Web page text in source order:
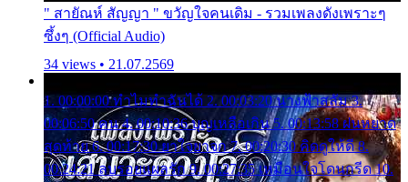
" สายัณห์ สัญญา " ขวัญใจคนเดิม - รวมเพลงดังเพราะๆ
ซึ้งๆ (Official Audio)
34 views • 21.07.2569
1. 00:00:00 ทำไมทำฉันได้ 2. 00:03:20 นางฟ้าสลัม 3.
00:06:50 คน 4. 00:10:36 บุญเหลือเกิน 5. 00:13:58 ฝนหยาด
สุดท้าย 6. 00:17:30 ยาใจยาจก 7. 00:20:30 คิดดูให้ดี 8.
00:24:21 ลบรอยแผลรัก 9. 00:27:35 เหมือนใจโดนกรีด 10.